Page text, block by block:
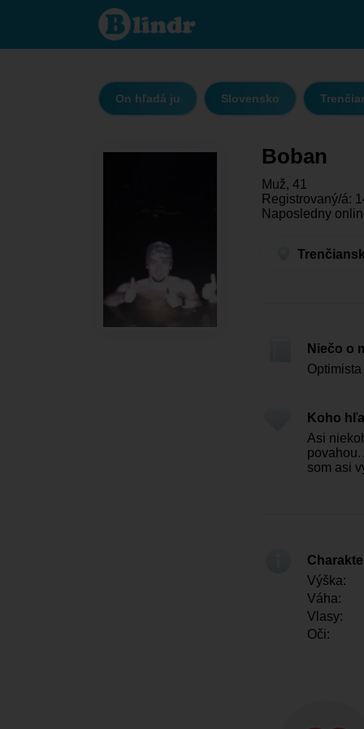
Boban - On
hľadá ju
Trenčiansky
Bebravou
On hľadá ju Slovensko
Boban
Muž, 41
Registrovaný/á:
Naposledny
Niečo o
Koho
Asi
som asi
Výška:
Váha:
Vlasy:
Oči: